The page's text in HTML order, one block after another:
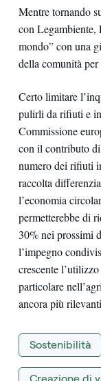
Mentre tornando
con Legambiente,
mondo” con una
della comunità
Certo limitare
pulirli da rifiuti e
Commissione
con il contributo
numero dei rifiuti
raccolta
l’economia
permetterebbe di
30% nei prossimi
l’impegno
crescente
particolare
ancora più
Sostenibilità